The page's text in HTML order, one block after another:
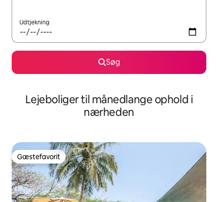
Udtjekning
Søg
Lejeboliger til månedlange ophold i
nærheden
Gæstefavorit
Gæstefavorit